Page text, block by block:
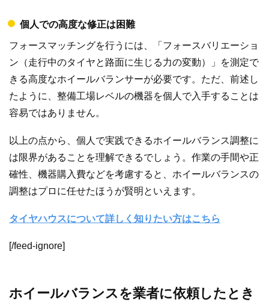
個人での高度な修正は困難
フォースマッチングを行うには、「フォースバリエーショ
ン（走行中のタイヤと路面に生じる力の変動）」を測定で
きる高度なホイールバランサーが必要です。ただ、前述し
たように、整備工場レベルの機器を個人で入手することは
容易ではありません。
以上の点から、個人で実践できるホイールバランス調整に
は限界があることを理解できるでしょう。作業の手間や正
確性、機器購入費などを考慮すると、ホイールバランスの
調整はプロに任せたほうが賢明といえます。
タイヤハウスについて詳しく知りたい方はこちら
[/feed-ignore]
ホイールバランスを業者に依頼したとき